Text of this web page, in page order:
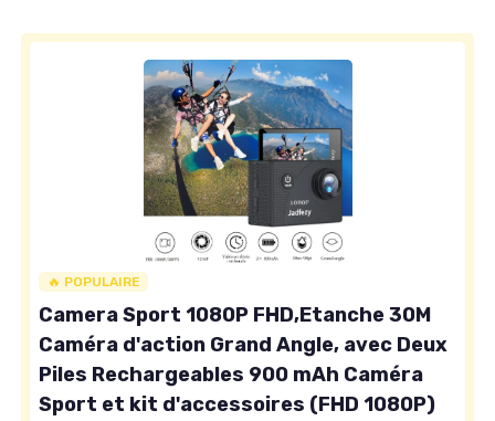
🔥 POPULAIRE
Camera Sport 1080P FHD,Etanche 30M
Caméra d'action Grand Angle, avec Deux
Piles Rechargeables 900 mAh Caméra
Sport et kit d'accessoires (FHD 1080P)